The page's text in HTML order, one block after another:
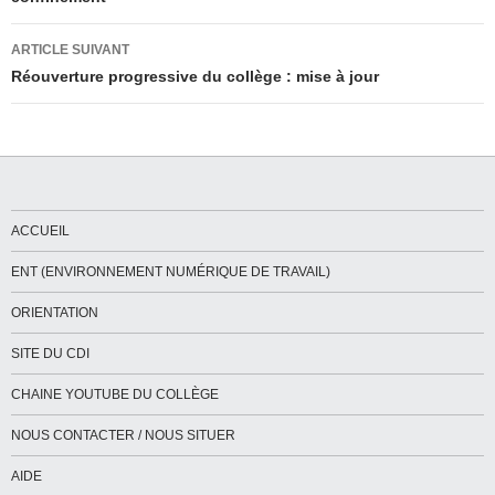
articles
ARTICLE SUIVANT
Réouverture progressive du collège : mise à jour
ACCUEIL
ENT (ENVIRONNEMENT NUMÉRIQUE DE TRAVAIL)
ORIENTATION
SITE DU CDI
CHAINE YOUTUBE DU COLLÈGE
NOUS CONTACTER / NOUS SITUER
AIDE